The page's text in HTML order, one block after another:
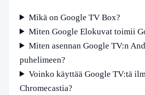
Mikä on Google TV Box?
Miten Google Elokuvat toimii
Miten asennan Google TV:n
puhelimeen?
Voinko käyttää Google TV:tä
Chromecastia?